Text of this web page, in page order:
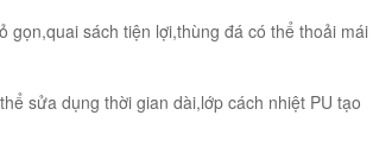
sách tiện lợi,thùng đá có thể thoải mái
sửa dụng thời gian dài,lớp cách nhiệt PU tạo